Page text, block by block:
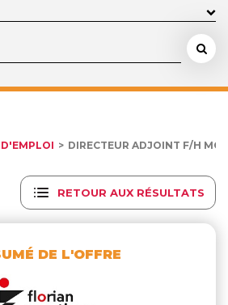
D'EMPLOI DIRECTEUR ADJOINT F/H
RETOUR AUX RÉSULTATS
DE L'OFFRE